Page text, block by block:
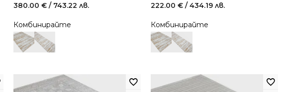
380.00 € / 743.22 лв.
Комбинирайте
222.00 € / 434.19 лв.
Комбинирайте